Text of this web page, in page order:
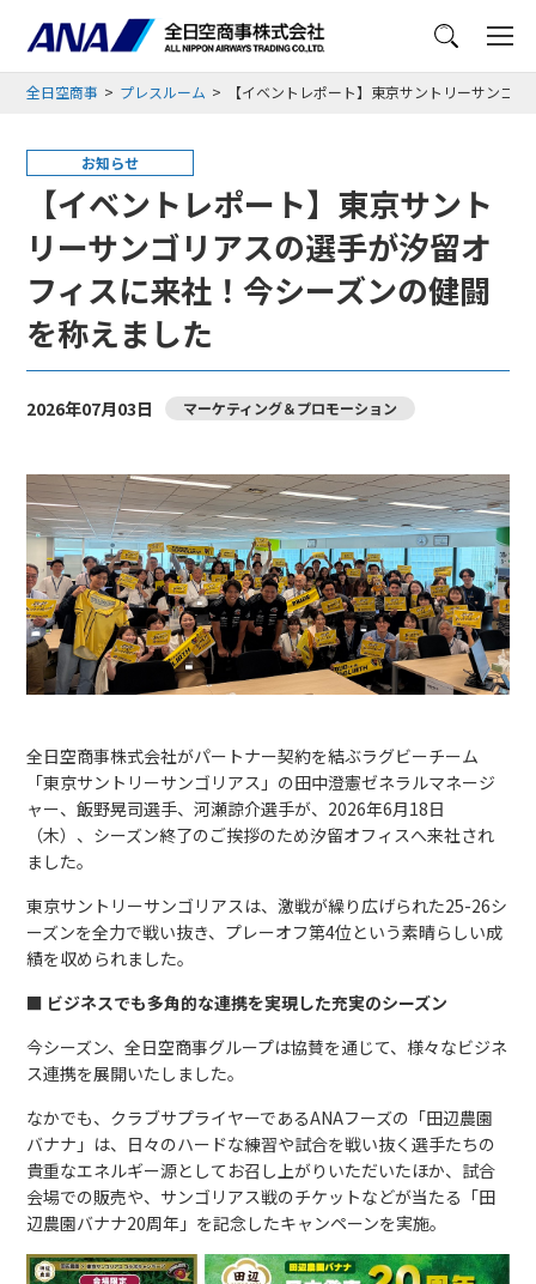
メニュー
全日空商事 プレスルーム 【イベントレポート】東京サントリーサンゴ
お知らせ
【イベントレポート】東京サント
リーサンゴリアスの選手が汐留オ
フィスに来社！今シーズンの健闘
を称えました
2026年07月03日 マーケティング＆プロモーション
全日空商事株式会社がパートナー契約を結ぶラグビーチーム
「東京サントリーサンゴリアス」の田中澄憲ゼネラルマネージ
ャー、飯野晃司選手、河瀬諒介選手が、2026年6月18日
（木）、シーズン終了のご挨拶のため汐留オフィスへ来社され
ました。
東京サントリーサンゴリアスは、激戦が繰り広げられた25-26シ
ーズンを全力で戦い抜き、プレーオフ第4位という素晴らしい成
績を収められました。
■ ビジネスでも多角的な連携を実現した充実のシーズン
今シーズン、全日空商事グループは協賛を通じて、様々なビジネ
ス連携を展開いたしました。
なかでも、クラブサプライヤーであるANAフーズの「田辺農園
バナナ」は、日々のハードな練習や試合を戦い抜く選手たちの
貴重なエネルギー源としてお召し上がりいただいたほか、試合
会場での販売や、サンゴリアス戦のチケットなどが当たる「田
辺農園バナナ20周年」を記念したキャンペーンを実施。